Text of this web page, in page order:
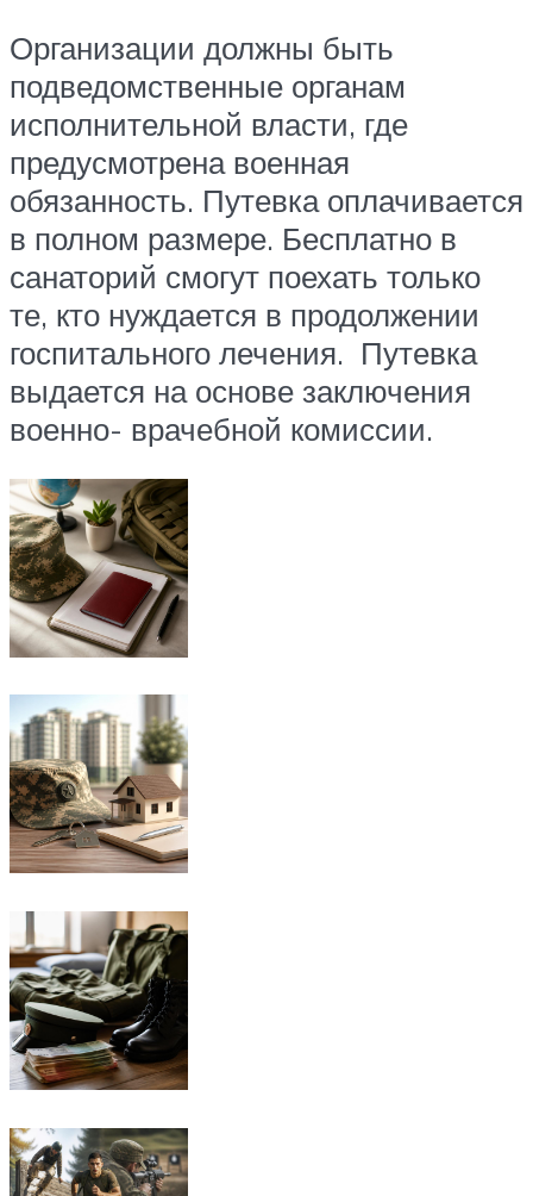
Организации должны быть
подведомственные органам
исполнительной власти, где
предусмотрена военная
обязанность. Путевка оплачивается
в полном размере. Бесплатно в
санаторий смогут поехать только
те, кто нуждается в продолжении
госпитального лечения. Путевка
выдается на основе заключения
военно- врачебной комиссии.